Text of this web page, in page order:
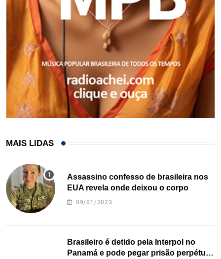
MAIS LIDAS
Assassino confesso de brasileira nos
EUA revela onde deixou o corpo
09/01/2023
Brasileiro é detido pela Interpol no
Panamá e pode pegar prisão perpétua